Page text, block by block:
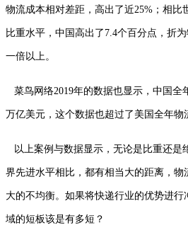
物流成本相对差距，高出了近25%；相比
比重水平，中国高出了7.4个百分点，折
一倍以上。
菜鸟网络2019年的数据也显示，中国全
万亿美元，这个数据也超过了美国全年物
以上案例与数据显示，无论是比重还是
界先进水平相比，都有相当大的距离，物
大的不均衡。如果将快递行业的优势进行
域的短板该是有多短？